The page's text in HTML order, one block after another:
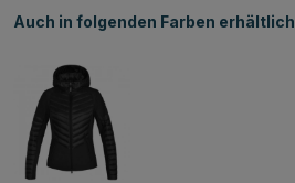
Auch in folgenden Farben erhältlich